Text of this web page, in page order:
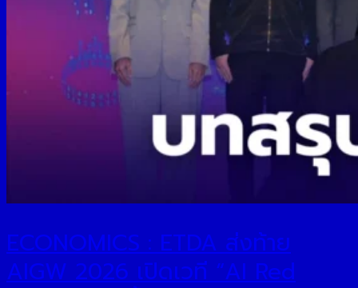
ECONOMICS : ETDA ส่งท้าย
AIGW 2026 เปิดเวที “AI Red